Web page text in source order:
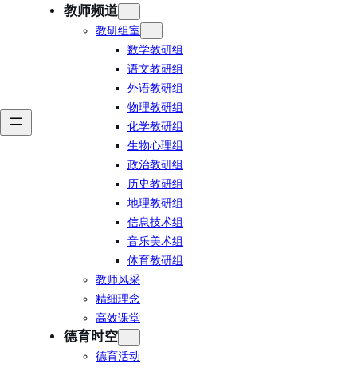
教师频道
教研组室
数学教研组
语文教研组
外语教研组
物理教研组
化学教研组
生物心理组
政治教研组
历史教研组
地理教研组
信息技术组
音乐美术组
体育教研组
教师风采
精细理念
高效课堂
德育时空
德育活动